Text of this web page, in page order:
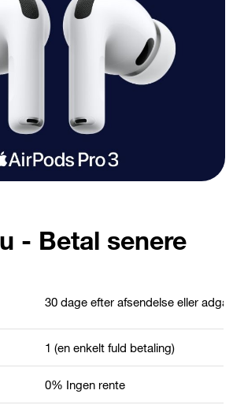
- Betal senere
30 dage efter afsendelse eller
1 (en enkelt fuld betaling)
0% Ingen rente